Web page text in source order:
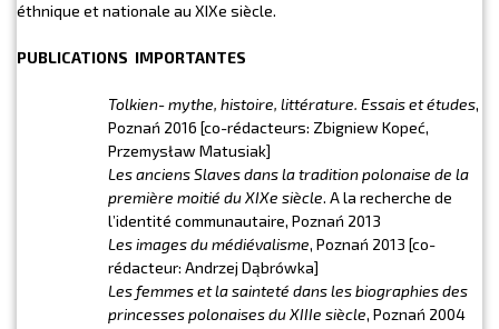
éthnique et nationale au XIXe siècle.
PUBLICATIONS IMPORTANTES
Tolkien- mythe, histoire, littérature. Essais et études,
Poznań 2016 [co-rédacteurs: Zbigniew Kopeć,
Przemysław Matusiak]
Les anciens Slaves dans la tradition polonaise de la
première moitié du XIXe siècle. A la recherche de
l’identité communautaire, Poznań 2013
Les images du médiévalisme, Poznań 2013 [co-
rédacteur: Andrzej Dąbrówka]
Les femmes et la sainteté dans les biographies des
princesses polonaises du XIIIe siècle, Poznań 2004